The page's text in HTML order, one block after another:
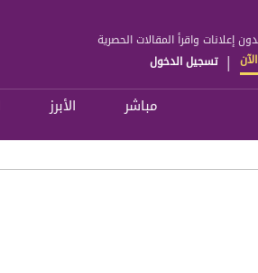
إعلانات واقرأ المقالات الحصرية
| تسجيل الدخول
مباشر الأبرز